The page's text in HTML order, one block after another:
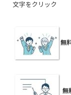
文字をクリック
無
無